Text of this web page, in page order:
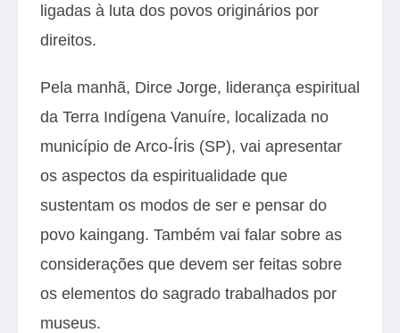
ligadas à luta dos povos originários por
direitos.
Pela manhã, Dirce Jorge, liderança espiritual
da Terra Indígena Vanuíre, localizada no
município de Arco-Íris (SP), vai apresentar
os aspectos da espiritualidade que
sustentam os modos de ser e pensar do
povo kaingang. Também vai falar sobre as
considerações que devem ser feitas sobre
os elementos do sagrado trabalhados por
museus.